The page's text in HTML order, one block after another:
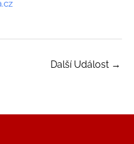
Další Událost →